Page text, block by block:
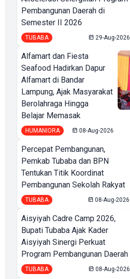
Pembangunan Daerah di
Semester II 2026
TUBABA 29-Aug-2026
Alfamart dan Fiesta
Seafood Hadirkan Dapur
Alfamart di Bandar
Lampung, Ajak Masyarakat
Berolahraga Hingga
Belajar Memasak
HUMANIORA 08-Aug-2026
Percepat Pembangunan,
Pemkab Tubaba dan BPN
Tentukan Titik Koordinat
Pembangunan Sekolah Rakyat
TUBABA 08-Aug-2026
Aisyiyah Cadre Camp 2026,
Bupati Tubaba Ajak Kader
Aisyiyah Sinergi Perkuat
Program Pembangunan Daerah
TUBABA 08-Aug-2026